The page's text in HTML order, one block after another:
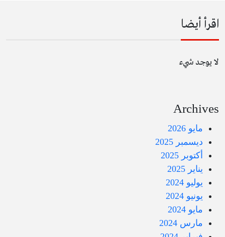
اقرأ أيضا
لا يوجد شيء
Archives
مايو 2026
ديسمبر 2025
أكتوبر 2025
يناير 2025
يوليو 2024
يونيو 2024
مايو 2024
مارس 2024